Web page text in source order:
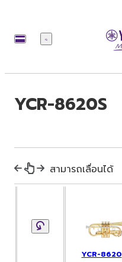
เมนู
YCR-8620S
สามารถเลื่อนได้
YCR-8620
Bell
Material